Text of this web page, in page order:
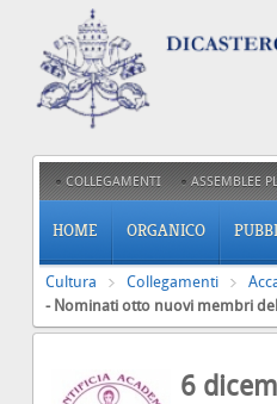
COLLEGAMENTI ASSEMBLEE
HOME ORGANICO
Cultura Collegamenti
- Nominati otto nuovi membri
6